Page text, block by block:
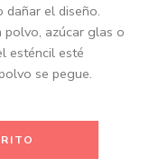
dañar el diseño.
polvo, azúcar glas o
esténcil esté
se pegue.